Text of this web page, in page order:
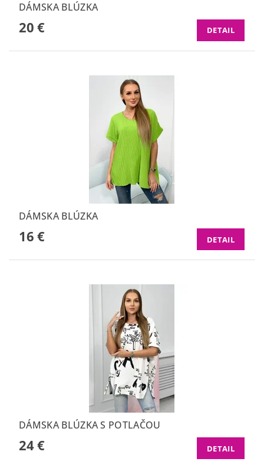
DÁMSKA BLÚZKA
20 € DETAIL
DÁMSKA BLÚZKA
16 € DETAIL
DÁMSKA BLÚZKA S POTLAČOU
24 € DETAIL